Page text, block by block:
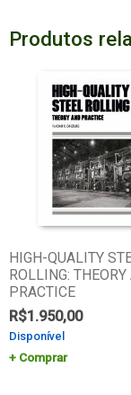
Produtos
HIGH-QUALITY
ROLLING: THEORY
PRACTICE
R$1.950,00
Disponível
Comprar